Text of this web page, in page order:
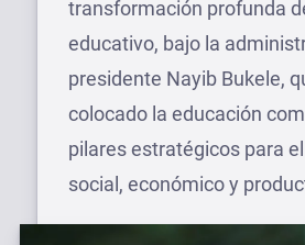
transformación profunda
educativo, bajo la
presidente Nayib Bukele,
colocado la educación
pilares estratégicos para
social, económico y